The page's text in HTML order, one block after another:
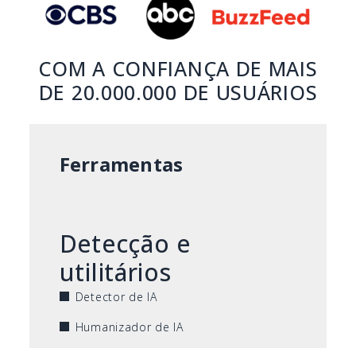
COM A CONFIANÇA DE MAIS
DE 20.000.000 DE USUÁRIOS
Ferramentas
Detecção e
utilitários
Detector de IA
Humanizador de IA